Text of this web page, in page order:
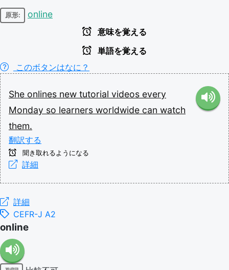
原形: online
意味を覚える
単語を覚える
このボタンはなに？
She onlines new tutorial videos every
Monday so learners worldwide can watch
them.
翻訳する
聞き取れるようになる
詳細
詳細
CEFR-J A2
online